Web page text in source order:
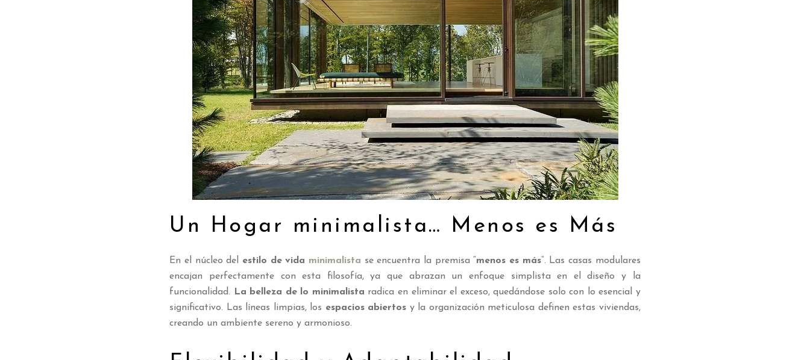
Un Hogar minimalista… Menos es Más
En el núcleo del estilo de vida minimalista se encuentra la premisa “menos es más“. Las casas modulares
encajan perfectamente con esta filosofía, ya que abrazan un enfoque simplista en el diseño y la
funcionalidad. La belleza de lo minimalista radica en eliminar el exceso, quedándose solo con lo esencial y
significativo. Las líneas limpias, los espacios abiertos y la organización meticulosa definen estas viviendas,
creando un ambiente sereno y armonioso.